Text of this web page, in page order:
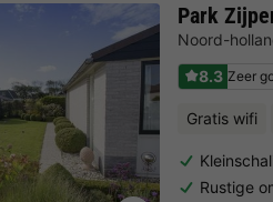
Park
Noord-
8.3 Zeer
Gratis wifi
Rustige